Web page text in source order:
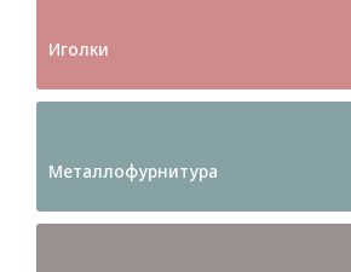
Иголки
Металлофурнитура